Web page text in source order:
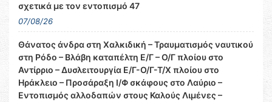
σχετικά με τον εντοπισμό 47
07/08/26
Θάνατος άνδρα στη Χαλκιδική – Τραυματισμός ναυτικού
στη Ρόδο – Βλάβη καταπέλτη Ε/Γ – Ο/Γ πλοίου στο
Αντίρριο – Δυσλειτουργία Ε/Γ-Ο/Γ-Τ/Χ πλοίου στο
Ηράκλειο – Προσάραξη Ι/Φ σκάφους στο Λαύριο –
Εντοπισμός αλλοδαπών στους Καλούς Λιμένες –